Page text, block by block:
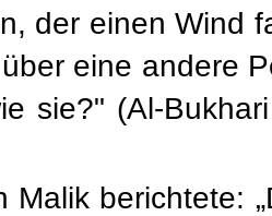
der einen Wind
eine andere
sie?" (Al-
Malik berichtete: